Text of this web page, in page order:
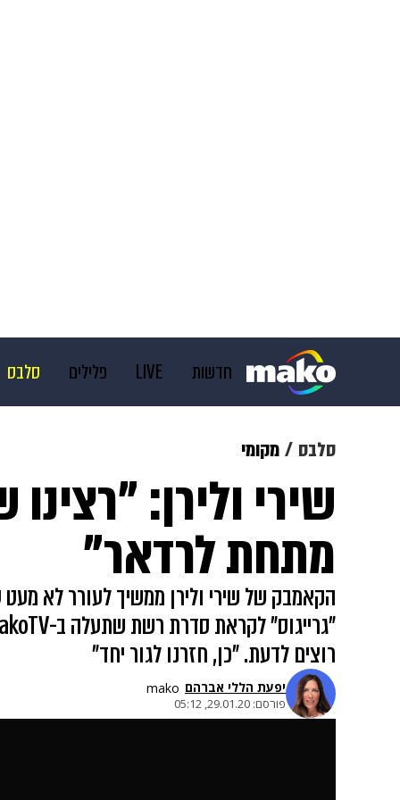
חדשות LIVE פלילים סלבס
גאווה ויוה משפט תשעה
סלבס מקומי
שירי ולירן:
מתחת לרדאר"
הקאמבק של שירי ולירן ממשיך לעורר לא מעט
רוצים לדעת. "כן, חזרנו לגור יחד"
יפעת הללי אברהם mako
פורסם: 29.01.20, 05:12